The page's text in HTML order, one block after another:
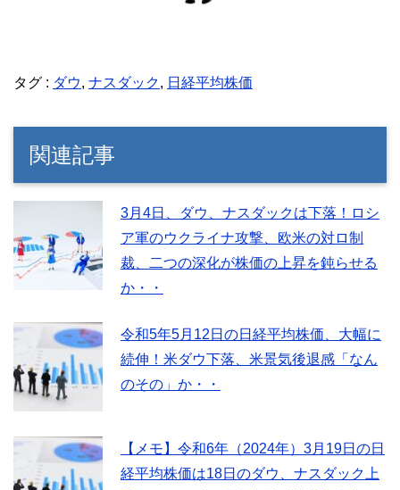
タグ : ダウ, ナスダック, 日経平均株価
関連記事
3月4日、ダウ、ナスダックは下落！ロシ
ア軍のウクライナ攻撃、欧米の対ロ制
裁、二つの深化が株価の上昇を鈍らせる
か・・
令和5年5月12日の日経平均株価、大幅に
続伸！米ダウ下落、米景気後退感「なん
のその」か・・
【メモ】令和6年（2024年）3月19日の日
経平均株価は18日のダウ、ナスダック上